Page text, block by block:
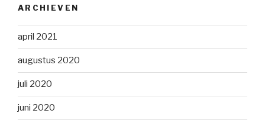
ARCHIEVEN
april 2021
augustus 2020
juli 2020
juni 2020